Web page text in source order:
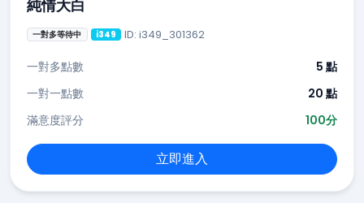
純情大白
一對多等待中 i349 ID: i349_301362
一對多點數
5 點
一對一點數
20 點
滿意度評分
100分
立即進入